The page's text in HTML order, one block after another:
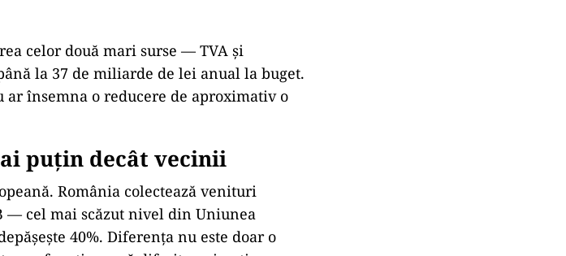
celor două mari surse — TVA și
la 37 de miliarde de lei anual la buget.
însemna o reducere de aproximativ o
puțin decât vecinii
România colectează venituri
— cel mai scăzut nivel din Uniunea
40%. Diferența nu este doar o